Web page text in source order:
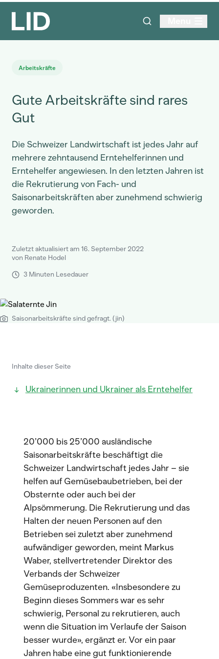
Arbeitskräfte
Gute Arbeitskräfte sind rares
Gut
Die Schweizer Landwirtschaft ist jedes Jahr auf
mehrere zehntausend Erntehelferinnen und
Erntehelfer angewiesen. In den letzten Jahren ist
die Rekrutierung von Fach- und
Saisonarbeitskräften aber zunehmend schwierig
geworden.
Zuletzt aktualisiert am 16. September 2022
von Renate Hodel
3 Minuten Lesedauer
Saisonarbeitskräfte sind gefragt. (jin)
Inhalte dieser Seite
Ukrainerinnen und Ukrainer als Erntehelfer
20’000 bis 25’000 ausländische
Saisonarbeitskräfte beschäftigt die
Schweizer Landwirtschaft jedes Jahr – sie
helfen auf Gemüsebaubetrieben, bei der
Obsternte oder auch bei der
Alpsömmerung. Die Rekrutierung und das
Halten der neuen Personen auf den
Betrieben sei zuletzt aber zunehmend
aufwändiger geworden, meint Markus
Waber, stellvertretender Direktor des
Verbands der Schweizer
Gemüseproduzenten. «Insbesondere zu
Beginn dieses Sommers war es sehr
schwierig, Personal zu rekrutieren, auch
wenn die Situation im Verlaufe der Saison
besser wurde», ergänzt er. Vor ein paar
Jahren habe eine gut funktionierende